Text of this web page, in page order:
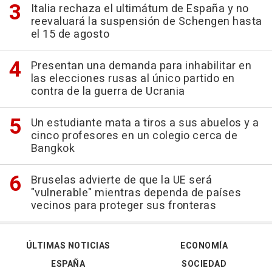
Italia rechaza el ultimátum de España y no
reevaluará la suspensión de Schengen hasta
el 15 de agosto
Presentan una demanda para inhabilitar en
las elecciones rusas al único partido en
contra de la guerra de Ucrania
Un estudiante mata a tiros a sus abuelos y a
cinco profesores en un colegio cerca de
Bangkok
Bruselas advierte de que la UE será
"vulnerable" mientras dependa de países
vecinos para proteger sus fronteras
ÚLTIMAS NOTICIAS
ESPAÑA
ECONOMÍA
SOCIEDAD